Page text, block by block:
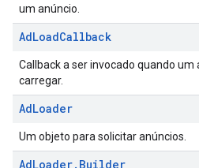
um anúncio.
AdLoadCallback
Callback a ser invocado quando
carregar.
AdLoader
Um objeto para solicitar anúncios.
AdLoader. Builder